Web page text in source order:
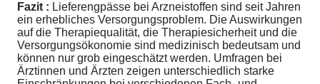
Fazit : Lieferengpässe bei Arzneistoffen sind seit Jahren
ein erhebliches Versorgungsproblem. Die Auswirkungen
auf die Therapiequalität, die Therapiesicherheit und die
Versorgungsökonomie sind medizinisch bedeutsam und
können nur grob eingeschätzt werden. Umfragen bei
Ärztinnen und Ärzten zeigen unterschiedlich starke